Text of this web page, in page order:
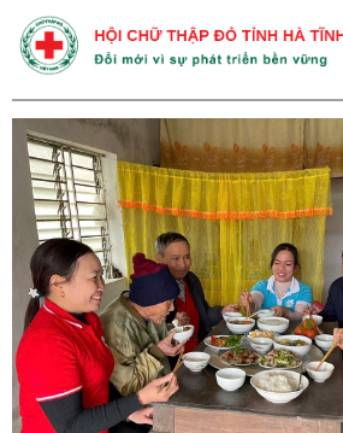
THỊ XÃ HỒNG LĨNH